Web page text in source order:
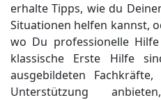
erhalte Tipps, wie du
Situationen helfen kannst,
wo Du professionelle
klassische Erste Hilfe
ausgebildeten
Unterstützung